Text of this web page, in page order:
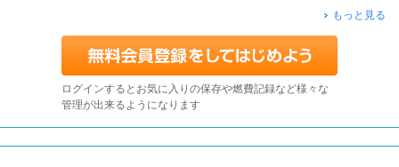
もっと見る
ログインするとお気に入りの保存や燃費記録など様々な
管理が出来るようになります